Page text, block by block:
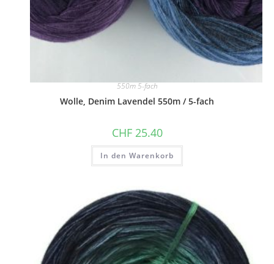
550m 5-fach
Wolle, Denim Lavendel 550m / 5-fach
CHF25.40
In den Warenkorb